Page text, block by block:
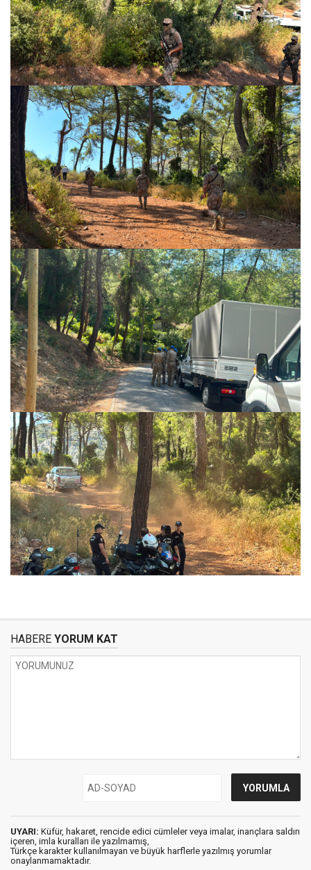
HABERE YORUM KAT
UYARI: Küfür, hakaret, rencide edici cümleler veya imalar, inançlara saldırı
içeren, imla kuralları ile yazılmamış,
Türkçe karakter kullanılmayan ve büyük harflerle yazılmış yorumlar
onaylanmamaktadır.